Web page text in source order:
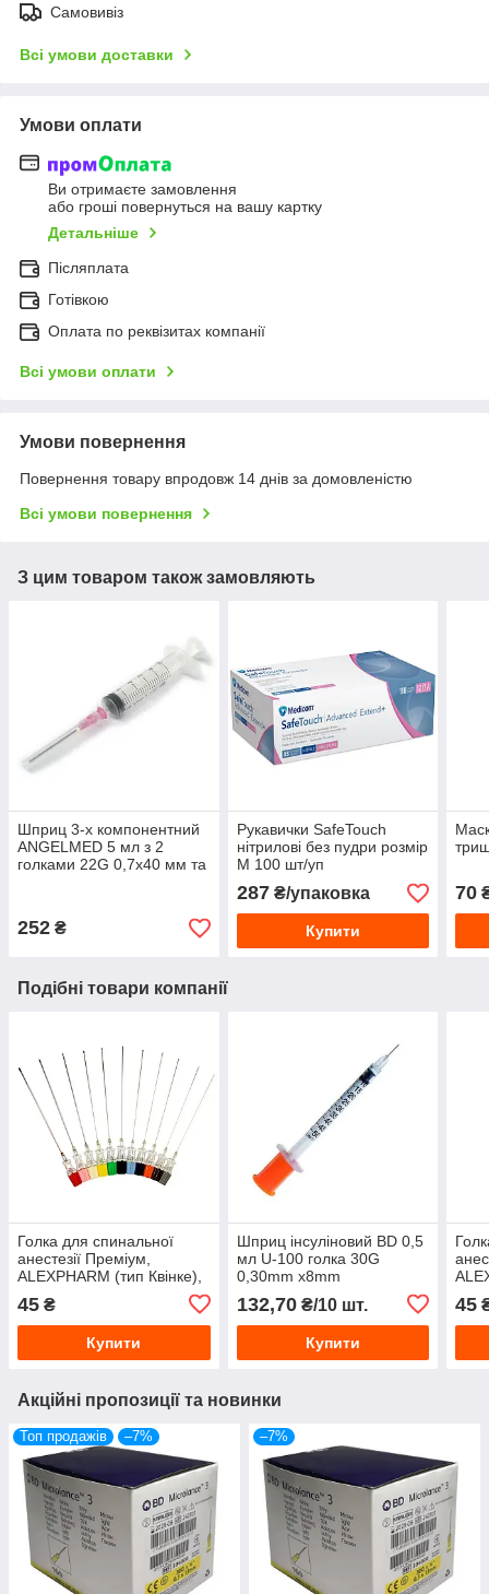
Самовивіз
Всі умови доставки
Умови оплати
Ви отримаєте замовлення
або гроші повернуться на вашу картку
Детальніше
Післяплата
Готівкою
Оплата по реквізитах компанії
Всі умови оплати
Умови повернення
Повернення товару впродовж 14 днів за домовленістю
Всі умови повернення
З цим товаром також замовляють
Шприц 3-х компонентний
ANGELMED 5 мл з 2
голками 22G 0,7х40 мм та
252 ₴
Рукавички SafeTouch
нітрилові без пудри розмір
М 100 шт/уп
287₴/упаковка
Купити
70
Подібні товари компанії
Голка для спинальної
анестезії Преміум,
ALEXPHARM (тип Квінке),
45 ₴
Купити
Шприц інсуліновий BD 0,5
мл U-100 голка 30G
0,30mm х8mm
132,70₴/10 шт.
Купити
45
Акційні пропозиції та новинки
Топ продажів –7% –7%